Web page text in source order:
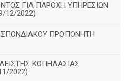
ΓΙΑ ΠΑΡΟΧΗ ΥΠΗΡΕΣΙΩΝ
12/2022)
ΠΡΟΠΟΝΗΤΗ
ΚΩΠΗΛΑΣΙΑΣ
2022)